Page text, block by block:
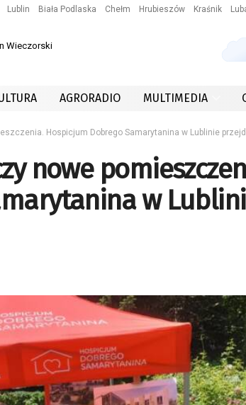
Lublin Biała Podlaska Chełm Hrubieszów Kraśnik
Wieczorski
AGRORADIO MULTIMEDIA
Hospicjum Dobrego Samarytanina w Lublinie
nowe
w